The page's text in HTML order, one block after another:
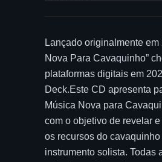
Lançado originalmente em
Nova Para Cavaquinho”
plataformas digitais em
Deck.Este CD apresenta
Música Nova para
com o objetivo de revelar
os recursos do
instrumento solista. Todas